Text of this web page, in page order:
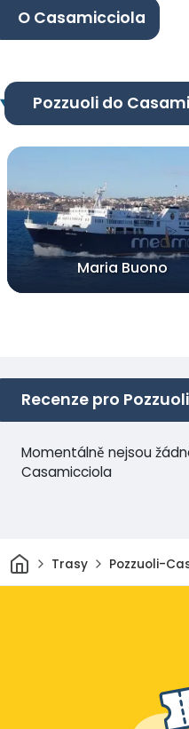
O Casamicciola
Pozzuoli do
Maria Buono
Recenze pro
Momentálně nejsou
Casamicciola
Domov
Trasy Pozzuoli-